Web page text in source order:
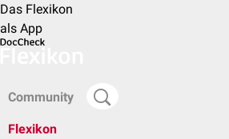
Das Flexikon
als App
Community
Flexikon